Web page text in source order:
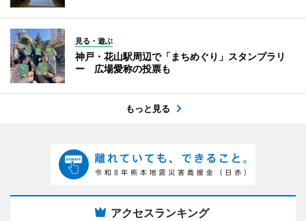
見る・遊ぶ
神戸・花山駅周辺で「まちめぐり」スタンプラリ
ー 広場愛称の投票も
もっと見る
アクセスランキング